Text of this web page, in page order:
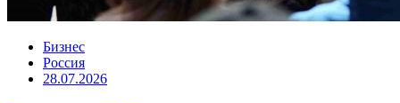
Бизнес
Россия
28.07.2026